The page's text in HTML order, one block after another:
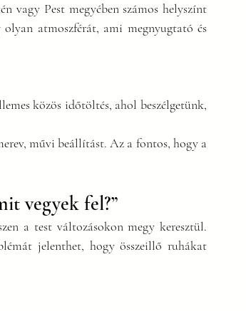
vagy Pest megyében számos helyszínt
atmoszférát, ami megnyugtató és
közös időtöltés, ahol beszélgetünk,
művi beállítást. Az a fontos, hogy a
vegyek fel?”
a test változásokon megy keresztül.
jelenthet, hogy összeillő ruhákat